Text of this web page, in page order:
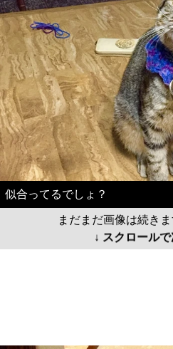
似合ってるでしょ？
まだまだ画像は続きま
↓ スクロール